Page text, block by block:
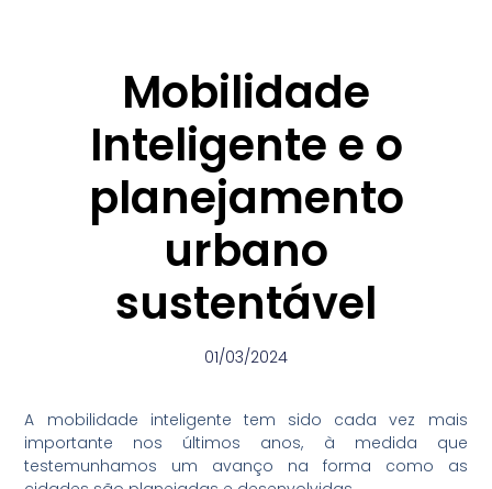
Mobilidade
Inteligente e o
planejamento
urbano
sustentável
01/03/2024
A mobilidade inteligente tem sido cada vez mais
importante nos últimos anos, à medida que
testemunhamos um avanço na forma como as